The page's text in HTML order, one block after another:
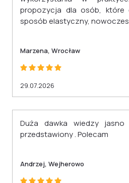
propozycja dla osób,
sposób elastyczny,
Marzena, Wrocław
29.07.2026
Duża dawka wiedzy
przedstawiony . Polecam
Andrzej, Wejherowo